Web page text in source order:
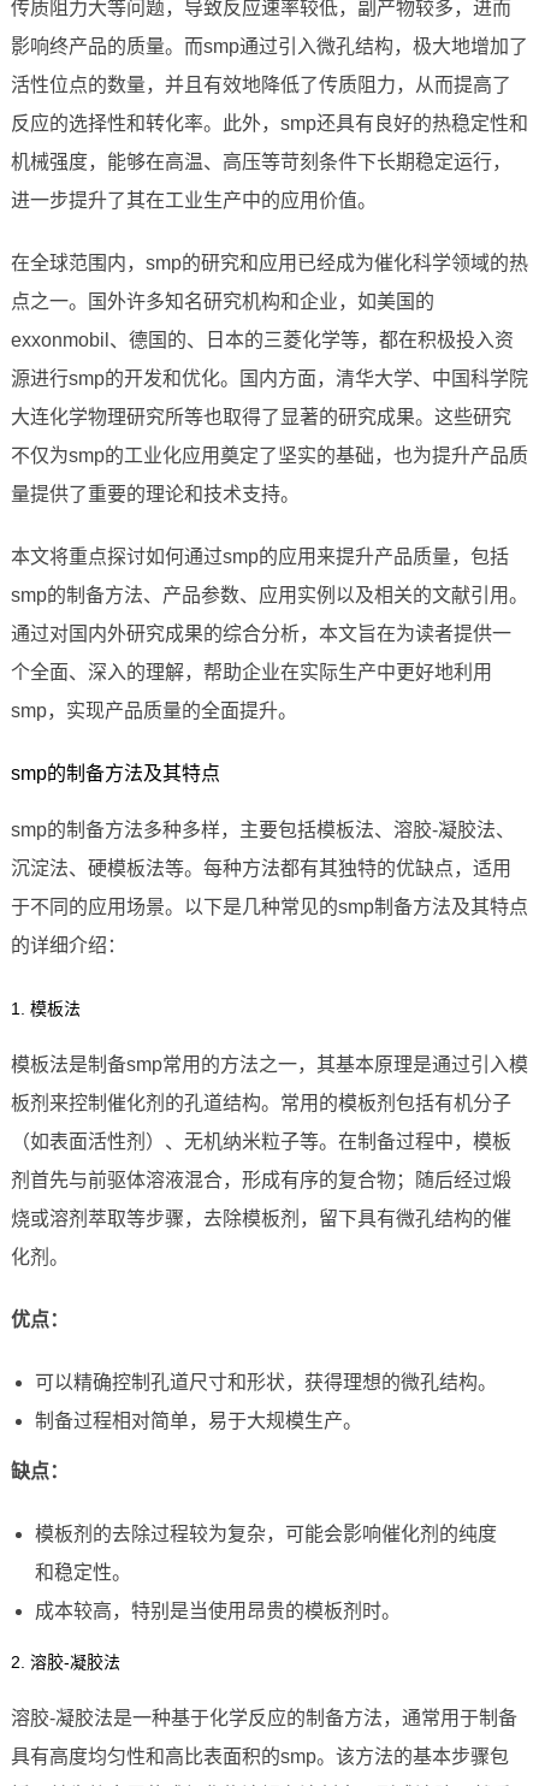
传质阻力大等问题，导致反应速率较低，副产物较多，进而
影响终产品的质量。而smp通过引入微孔结构，极大地增加了
活性位点的数量，并且有效地降低了传质阻力，从而提高了
反应的选择性和转化率。此外，smp还具有良好的热稳定性和
机械强度，能够在高温、高压等苛刻条件下长期稳定运行，
进一步提升了其在工业生产中的应用价值。
在全球范围内，smp的研究和应用已经成为催化科学领域的热
点之一。国外许多知名研究机构和企业，如美国的
exxonmobil、德国的、日本的三菱化学等，都在积极投入资
源进行smp的开发和优化。国内方面，清华大学、中国科学院
大连化学物理研究所等也取得了显著的研究成果。这些研究
不仅为smp的工业化应用奠定了坚实的基础，也为提升产品质
量提供了重要的理论和技术支持。
本文将重点探讨如何通过smp的应用来提升产品质量，包括
smp的制备方法、产品参数、应用实例以及相关的文献引用。
通过对国内外研究成果的综合分析，本文旨在为读者提供一
个全面、深入的理解，帮助企业在实际生产中更好地利用
smp，实现产品质量的全面提升。
smp的制备方法及其特点
smp的制备方法多种多样，主要包括模板法、溶胶-凝胶法、
沉淀法、硬模板法等。每种方法都有其独特的优缺点，适用
于不同的应用场景。以下是几种常见的smp制备方法及其特点
的详细介绍：
1. 模板法
模板法是制备smp常用的方法之一，其基本原理是通过引入模
板剂来控制催化剂的孔道结构。常用的模板剂包括有机分子
（如表面活性剂）、无机纳米粒子等。在制备过程中，模板
剂首先与前驱体溶液混合，形成有序的复合物；随后经过煅
烧或溶剂萃取等步骤，去除模板剂，留下具有微孔结构的催
化剂。
优点：
可以精确控制孔道尺寸和形状，获得理想的微孔结构。
制备过程相对简单，易于大规模生产。
缺点：
模板剂的去除过程较为复杂，可能会影响催化剂的纯度
和稳定性。
成本较高，特别是当使用昂贵的模板剂时。
2. 溶胶-凝胶法
溶胶-凝胶法是一种基于化学反应的制备方法，通常用于制备
具有高度均匀性和高比表面积的smp。该方法的基本步骤包